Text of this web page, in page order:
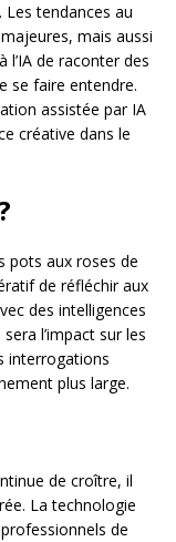
tendances au
mais aussi
l’IA de raconter des
se faire entendre.
assistée par IA
créative dans le
pots aux roses de
de réfléchir aux
des intelligences
l’impact sur les
interrogations
plus large.
de croître, il
La technologie
de